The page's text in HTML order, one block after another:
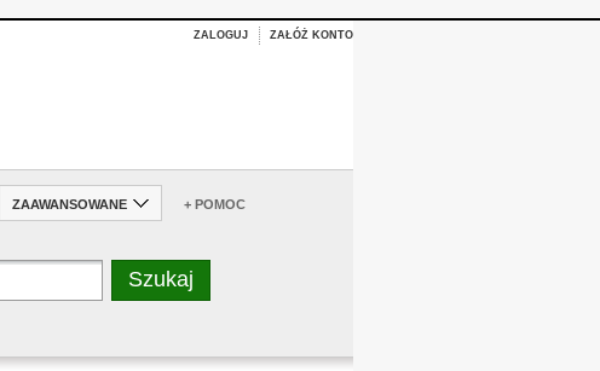
ZALOGUJ ZAŁÓŻ KONTO
ZAAWANSOWANE + POMOC